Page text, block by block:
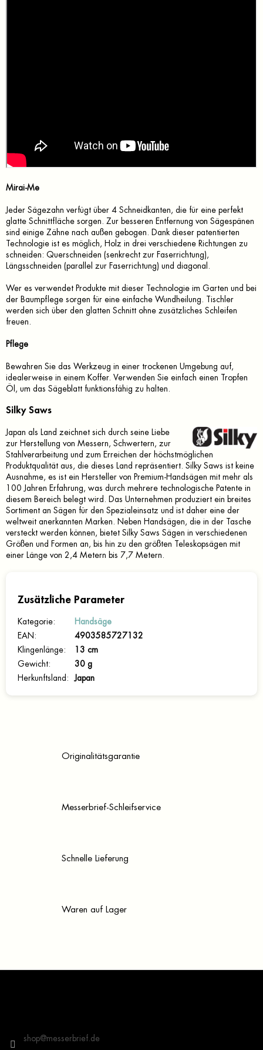
Mirai-Me
Jeder Sägezahn verfügt über 4 Schneidkanten, die für eine perfekt
glatte Schnittfläche sorgen. Zur besseren Entfernung von Sägespänen
sind einige Zähne nach außen gebogen. Dank dieser patentierten
Technologie ist es möglich, Holz in drei verschiedene Richtungen zu
schneiden: Querschneiden (senkrecht zur Faserrichtung),
Längsschneiden (parallel zur Faserrichtung) und diagonal.
Wer es verwendet Produkte mit dieser Technologie im Garten und bei
der Baumpflege sorgen für eine einfache Wundheilung. Tischler
werden sich über den glatten Schnitt ohne zusätzliches Schleifen
freuen.
Pflege
Bewahren Sie das Werkzeug in einer trockenen Umgebung auf,
idealerweise in einem Koffer. Verwenden Sie einfach einen Tropfen
Öl, um das Sägeblatt funktionsfähig zu halten.
Silky Saws
Japan als Land zeichnet sich durch seine Liebe
zur Herstellung von Messern, Schwertern, zur
Stahlverarbeitung und zum Erreichen der höchstmöglichen
Produktqualität aus, die dieses Land repräsentiert. Silky Saws ist keine
Ausnahme, es ist ein Hersteller von Premium-Handsägen mit mehr als
100 Jahren Erfahrung, was durch mehrere technologische Patente in
diesem Bereich belegt wird. Das Unternehmen produziert ein breites
Sortiment an Sägen für den Spezialeinsatz und ist daher eine der
weltweit anerkannten Marken. Neben Handsägen, die in der Tasche
versteckt werden können, bietet Silky Saws Sägen in verschiedenen
Größen und Formen an, bis hin zu den größten Teleskopsägen mit
einer Länge von 2,4 Metern bis 7,7 Metern.
Zusätzliche Parameter
Kategorie:
Handsäge
EAN :
4903585727132
Klingenlänge:
13 cm
Gewicht:
30 g
Herkunftsland : Japan
Originalitätsgarantie
Messerbrief-Schleifservice
Schnelle Lieferung
Waren auf Lager
shop@messerbrief.de